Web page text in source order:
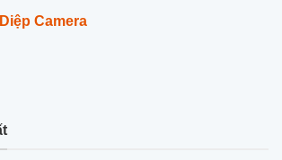
Camera